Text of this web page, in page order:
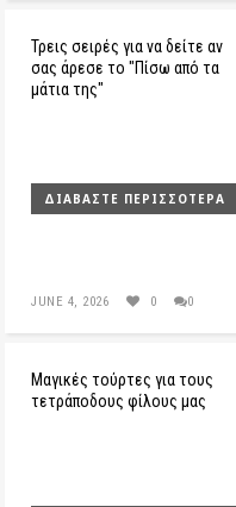
Τρεις σειρές για να δείτε αν
σας άρεσε το "Πίσω από τα
μάτια της"
ΔΙΑΒΆΣΤΕ ΠΕΡΙΣΣΌΤΕΡΑ
JUNE 4, 2026 0 0
Μαγικές τούρτες για τους
τετράποδους φίλους μας